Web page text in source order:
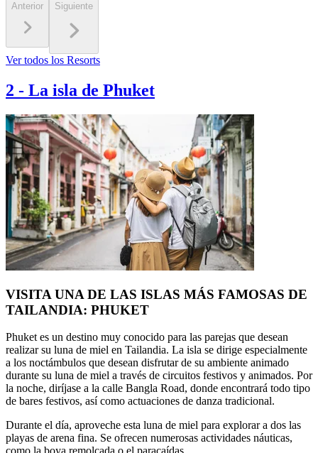
Anterior Siguiente
Ver todos los Resorts
2 - La isla de Phuket
VISITA UNA DE LAS ISLAS MÁS FAMOSAS DE
TAILANDIA: PHUKET
Phuket es un destino muy conocido para las parejas que desean
realizar su luna de miel en Tailandia. La isla se dirige especialmente
a los noctámbulos que desean disfrutar de su ambiente animado
durante su luna de miel a través de circuitos festivos y animados. Por
la noche, diríjase a la calle Bangla Road, donde encontrará todo tipo
de bares festivos, así como actuaciones de danza tradicional.
Durante el día, aproveche esta luna de miel para explorar a dos las
playas de arena fina. Se ofrecen numerosas actividades náuticas,